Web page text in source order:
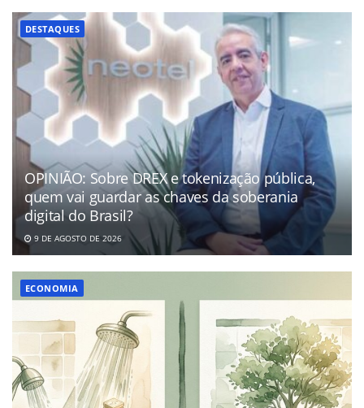
DESTAQUES
OPINIÃO: Sobre DREX e tokenização pública,
quem vai guardar as chaves da soberania
digital do Brasil?
9 DE AGOSTO DE 2026
ECONOMIA